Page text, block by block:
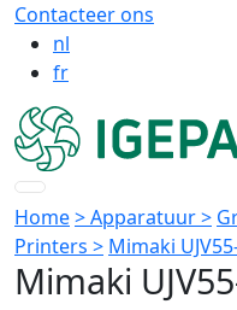
Contacteer ons
nl
fr
Home> Apparatuur >
Printers > Mimaki
Mimaki